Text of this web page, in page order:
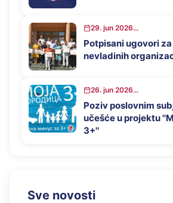
29. jun 2026...
Potpisani ugovori
nevladinih
26. jun 2026...
Poziv poslovnim
učešće u projektu
3+''
Sve novosti